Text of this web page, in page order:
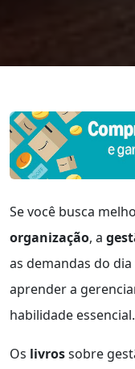
Se você busca
organização, a
as demandas do
aprender a
habilidade essencial.
Os livrossobre